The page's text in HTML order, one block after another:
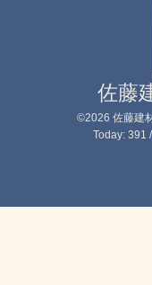
佐藤
©2026 佐藤建
Today: 391